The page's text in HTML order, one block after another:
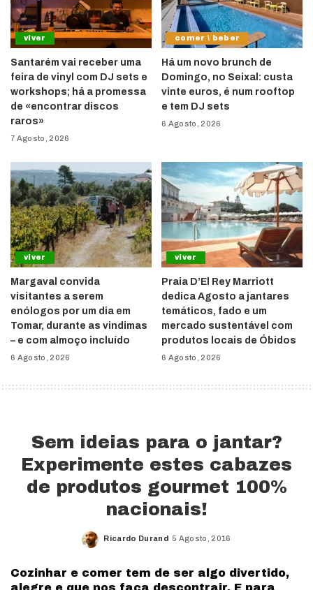
viver
Santarém vai receber uma
feira de vinyl com DJ sets e
workshops; há a promessa
de «encontrar discos
raros»
7 Agosto, 2026
comer \ beber
Há um novo brunch de
Domingo, no Seixal: custa
vinte euros, é num rooftop
e tem DJ sets
6 Agosto, 2026
viver
Margaval convida
visitantes a serem
enólogos por um dia em
Tomar, durante as vindimas
– e com almoço incluído
6 Agosto, 2026
viver
Praia D’El Rey Marriott
dedica Agosto a jantares
temáticos, fado e um
mercado sustentável com
produtos locais de Óbidos
6 Agosto, 2026
Sem ideias para o jantar?
Experimente estes cabazes
de produtos gourmet 100%
nacionais!
Posted
Ricardo Durand 5 Agosto, 2016
Cozinhar e comer tem de ser algo divertido,